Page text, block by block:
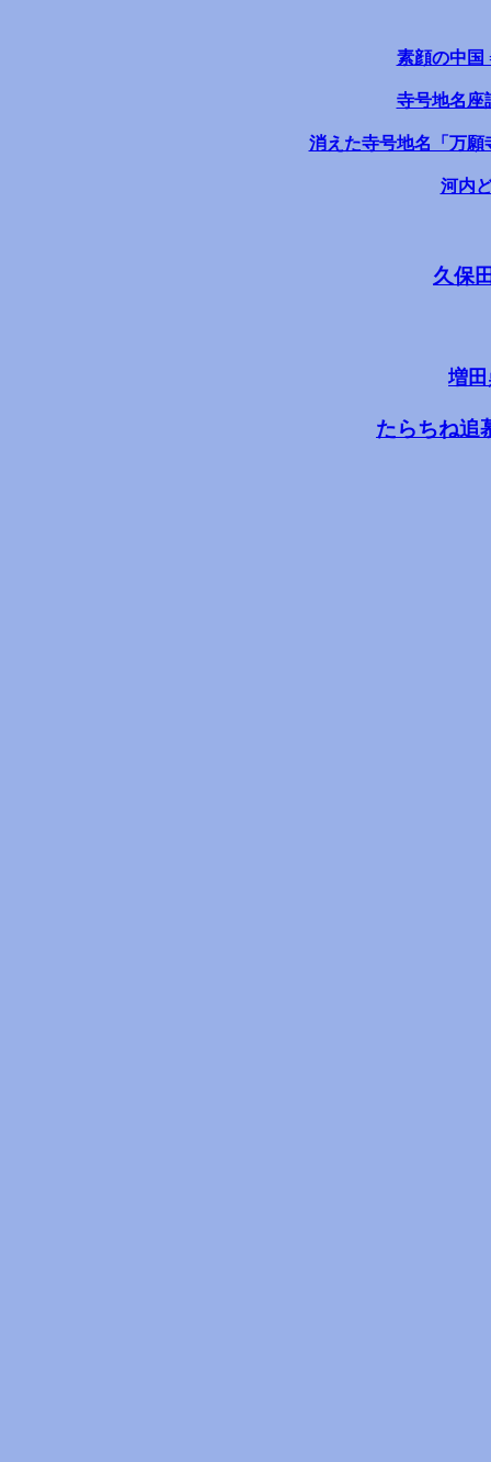
素顔の中国
寺号地名座
消えた寺号地名「万願
河内
久保
増
たらちね追